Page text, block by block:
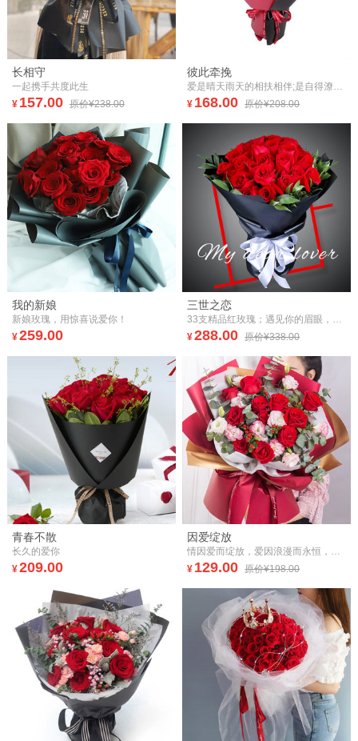
长相守
一起携手共度此生
¥ 157.00 原价¥238.00
彼此牵挽
爱是晴天雨天的相扶相伴;是自得潦倒的彼此牵挽。
¥ 168.00 原价¥208.00
我的新娘
新娘玫瑰，用惊喜说爱你！
¥259.00
三世之恋
33支精品红玫瑰；遇见你的眉眼，如清风明月；顾盼流连，如时光搁浅，是重逢，亦如初见；你的喜悲忧乐我全都预见，三千繁花只为你一人留恋。
¥288.00 原价¥338.00
青春不散
长久的爱你
¥209.00
因爱绽放
情因爱而绽放，爱因浪漫而永恒，这天，让我们给彼此的初心构设一座爱的城堡。
¥ 129.00 原价¥198.00